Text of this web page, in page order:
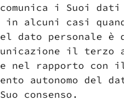
i Suoi
alcuni casi
dato personale
il terzo
rapporto con
autonomo del
consenso.